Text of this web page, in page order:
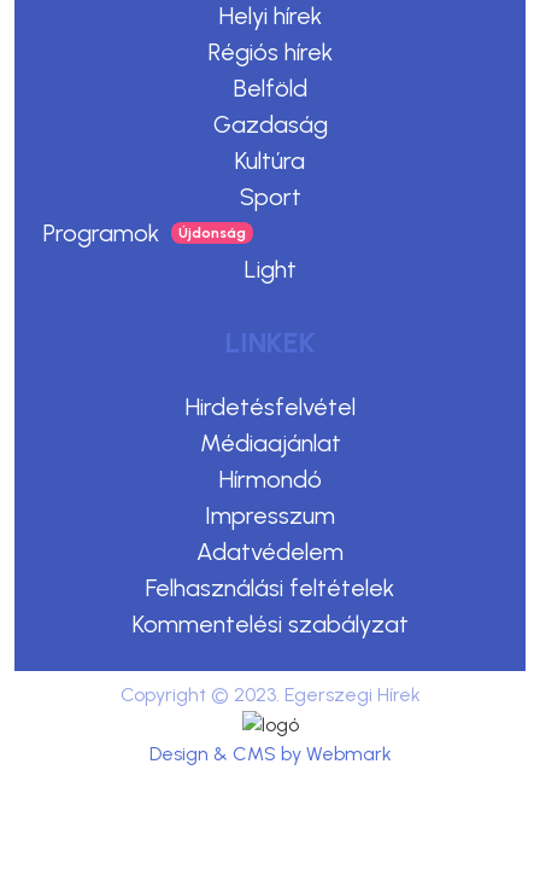
Helyi hírek
Régiós hírek
Belföld
Gazdaság
Kultúra
Sport
Programok
Light
LINKEK
Hirdetésfelvétel
Médiaajánlat
Hírmondó
Impresszum
Adatvédelem
Felhasználási feltételek
Kommentelési szabályzat
Copyright © 2023. Egerszegi Hírek
Design & CMS by Webmark